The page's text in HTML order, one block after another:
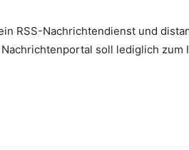
RSS-Nachrichtendienst und
soll lediglich